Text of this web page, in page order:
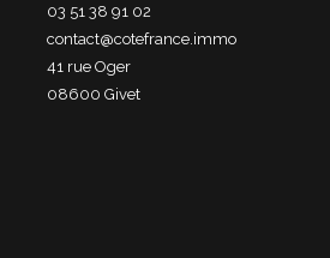
03 51 38 91 02
contact@cotefrance.immo
41 rue Oger
08600
givet